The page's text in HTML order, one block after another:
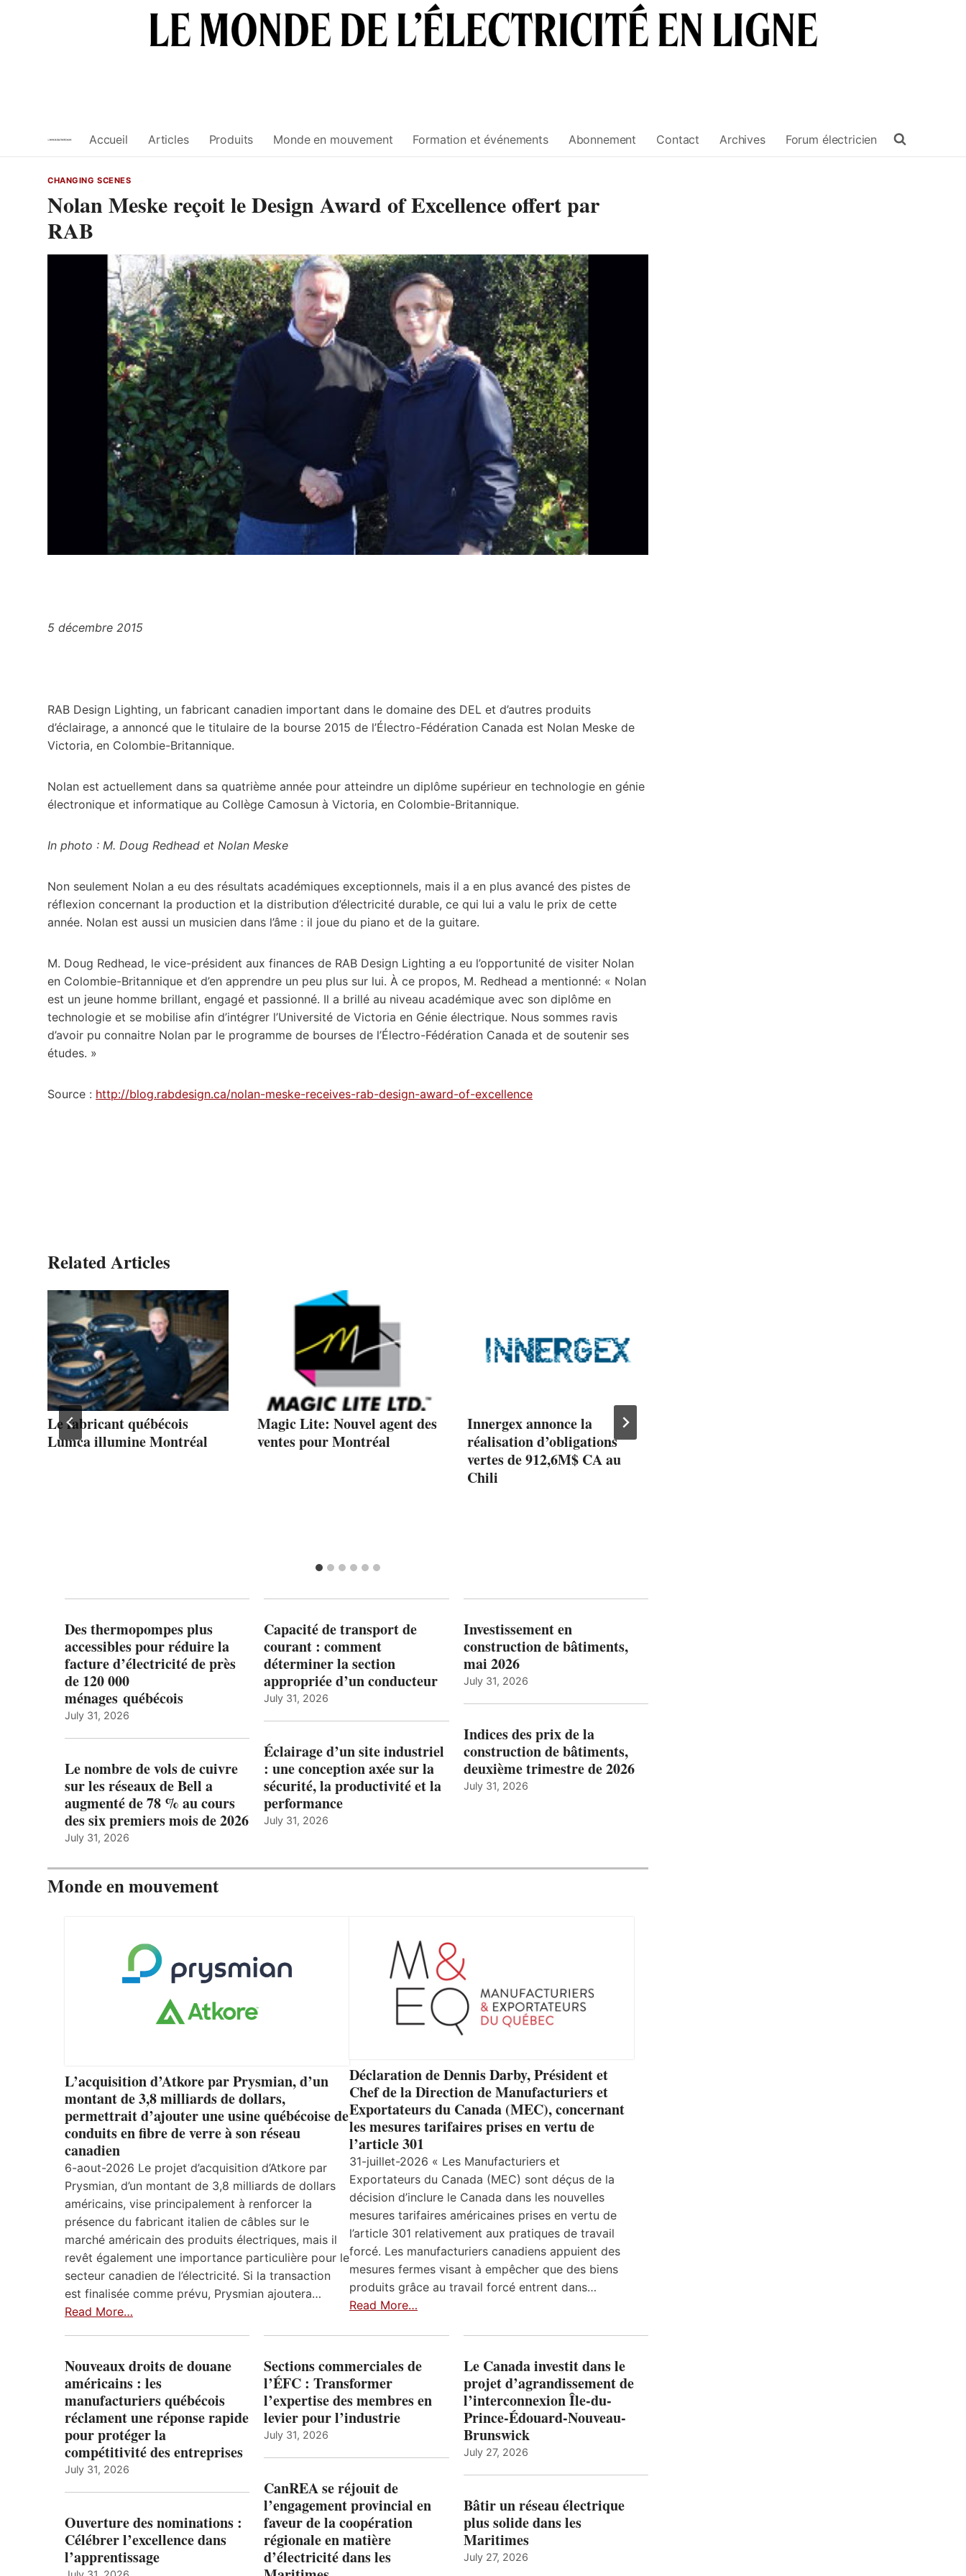
Accueil Articles Produits Monde en mouvement Formation et événements Abonnement Contact Archives Forum électricien
CHANGING SCENES
Nolan Meske reçoit le Design Award of Excellence offert par
RAB
5 décembre 2015
RAB Design Lighting, un fabricant canadien important dans le domaine des DEL et d’autres produits
d’éclairage, a annoncé que le titulaire de la bourse 2015 de l’Électro-Fédération Canada est Nolan Meske de
Victoria, en Colombie-Britannique.
Nolan est actuellement dans sa quatrième année pour atteindre un diplôme supérieur en technologie en génie
électronique et informatique au Collège Camosun à Victoria, en Colombie-Britannique.
In photo : M. Doug Redhead et Nolan Meske
Non seulement Nolan a eu des résultats académiques exceptionnels, mais il a en plus avancé des pistes de
réflexion concernant la production et la distribution d’électricité durable, ce qui lui a valu le prix de cette
année. Nolan est aussi un musicien dans l’âme : il joue du piano et de la guitare.
M. Doug Redhead, le vice-président aux finances de RAB Design Lighting a eu l’opportunité de visiter Nolan
en Colombie-Britannique et d’en apprendre un peu plus sur lui. À ce propos, M. Redhead a mentionné: « Nolan
est un jeune homme brillant, engagé et passionné. Il a brillé au niveau académique avec son diplôme en
technologie et se mobilise afin d’intégrer l’Université de Victoria en Génie électrique. Nous sommes ravis
d’avoir pu connaitre Nolan par le programme de bourses de l’Électro-Fédération Canada et de soutenir ses
études. »
Source : http://blog.rabdesign.ca/nolan-meske-receives-rab-design-award-of-excellence
Related Articles
Le fabricant québécois
Lumca illumine Montréal
Magic Lite: Nouvel agent des
ventes pour Montréal
Innergex annonce la
réalisation d’obligations
vertes de 912,6M$ CA au
Chili
Des thermopompes plus
accessibles pour réduire la
facture d’électricité de près
de 120 000
ménages québécois
July 31, 2026
Le nombre de vols de cuivre
sur les réseaux de Bell a
augmenté de 78 % au cours
des six premiers mois de 2026
July 31, 2026
Capacité de transport de
courant : comment
déterminer la section
appropriée d’un conducteur
July 31, 2026
Éclairage d’un site industriel
: une conception axée sur la
sécurité, la productivité et la
performance
July 31, 2026
Investissement en
construction de bâtiments,
mai 2026
July 31, 2026
Indices des prix de la
construction de bâtiments,
deuxième trimestre de 2026
July 31, 2026
Monde en mouvement
L’acquisition d’Atkore par Prysmian, d’un
montant de 3,8 milliards de dollars,
permettrait d’ajouter une usine québécoise de
conduits en fibre de verre à son réseau
canadien
6-aout-2026 Le projet d’acquisition d’Atkore par
Prysmian, d’un montant de 3,8 milliards de dollars
américains, vise principalement à renforcer la
présence du fabricant italien de câbles sur le
marché américain des produits électriques, mais il
revêt également une importance particulière pour le
secteur canadien de l’électricité. Si la transaction
est finalisée comme prévu, Prysmian ajoutera…
Read More…
Déclaration de Dennis Darby, Président et
Chef de la Direction de Manufacturiers et
Exportateurs du Canada (MEC), concernant
les mesures tarifaires prises en vertu de
l’article 301
31-juillet-2026 « Les Manufacturiers et
Exportateurs du Canada (MEC) sont déçus de la
décision d’inclure le Canada dans les nouvelles
mesures tarifaires américaines prises en vertu de
l’article 301 relativement aux pratiques de travail
forcé. Les manufacturiers canadiens appuient des
mesures fermes visant à empêcher que des biens
produits grâce au travail forcé entrent dans…
Read More…
Nouveaux droits de douane
américains : les
manufacturiers québécois
réclament une réponse rapide
pour protéger la
compétitivité des entreprises
July 31, 2026
Ouverture des nominations :
Célébrer l’excellence dans
l’apprentissage
Sections commerciales de
l’ÉFC : Transformer
l’expertise des membres en
levier pour l’industrie
July 31, 2026
CanREA se réjouit de
l’engagement provincial en
faveur de la coopération
régionale en matière
d’électricité dans les
Le Canada investit dans le
projet d’agrandissement de
l’interconnexion Île-du-
Prince-Édouard-Nouveau-
Brunswick
July 27, 2026
Bâtir un réseau électrique
plus solide dans les
Maritimes
July 27, 2026